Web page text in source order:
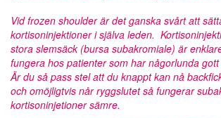
Vid frozen shoulder är det ganska svårt att
kortisoninjektioner i själva leden.
stora slemsäck (bursa subakromiale) är
fungera hos patienter som har någorlunda
Är du så pass stel att du knappt kan nå
och omöjligtvis når ryggslutet så fungerar
kortisoninjetioner sämre.